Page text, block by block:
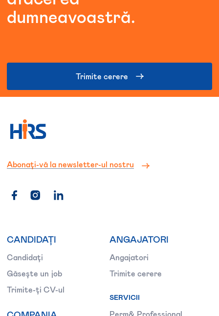
dumneavoastră.
Trimite cerere
Abonați-vă la newsletter-ul nostru
CANDIDAȚI
Candidați
Găsește un job
Trimite-ți CV-ul
ANGAJATORI
Angajatori
Trimite cerere
SERVICII
Perm& Professional